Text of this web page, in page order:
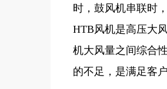
时，鼓风机串联时
HTB风机是高压大
机大风量之间综合
的不足，是满足客